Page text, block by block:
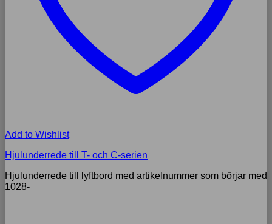
Add to Wishlist
Hjulunderrede till T- och C-serien
Hjulunderrede till lyftbord med artikelnummer som börjar med
1028-